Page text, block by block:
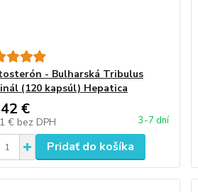
- Bulharská Tribulus
(120 kapsúl) Hepatica
€
€ bez DPH 3-7 dní
Pridať do košíka